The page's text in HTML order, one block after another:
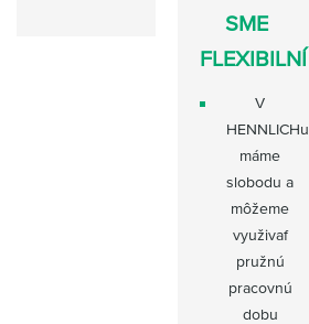
SME
FLEXIBILNÍ
V
HENNLICHu
máme
slobodu a
môžeme
využivaf
pružnú
pracovnú
dobu